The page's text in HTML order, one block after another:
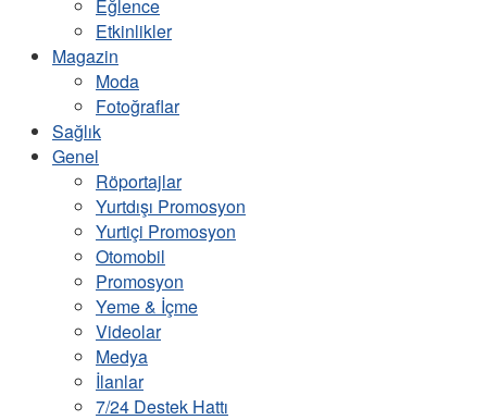
Eğlence
Etkinlikler
Magazin
Moda
Fotoğraflar
Sağlık
Genel
Röportajlar
Yurtdışı Promosyon
Yurtiçi Promosyon
Otomobil
Promosyon
Yeme & İçme
Videolar
Medya
İlanlar
7/24 Destek Hattı